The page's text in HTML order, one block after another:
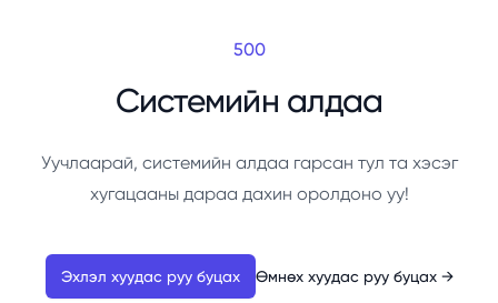
500
Системийн алдаа
Уучлаарай, системийн алдаа гарсан тул та хэсэг
хугацааны дараа дахин оролдоно уу!
Эхлэл хуудас руу буцах Өмнөх хуудас руу буцах →